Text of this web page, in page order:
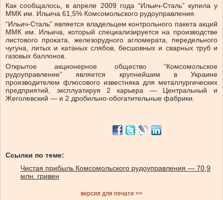
Как сообщалось, в апреле 2009 года “Ильич-Сталь” купила у
ММК им. Ильича 61,5% Комсомольского рудоуправления.
“Ильич-Сталь” является владельцем контрольного пакета акций
ММК им. Ильича, который специализируется на производстве
листового проката, железорудного агломерата, передельного
чугуна, литых и катаных слябов, бесшовных и сварных труб и
газовых баллонов.
Открытое акционерное общество “Комсомольское
рудоуправление” является крупнейшим в Украине
производителем флюсового известняка для металлургических
предприятий, эксплуатируя 2 карьера — Центральный и
Жеголевский — и 2 дробильно-обогатительные фабрики.
Ссылки по теме:
Чистая прибыль Комсомольского рудоуправления — 70,9
млн. гривен
версия для печати >>